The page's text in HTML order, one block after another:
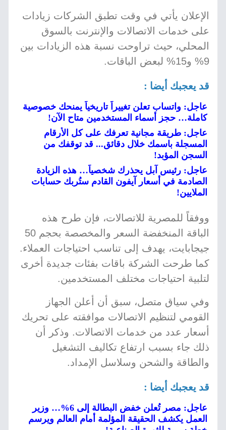
الإعلان يأتي في وقت تطبق الشركات زيادات
على خدمات الاتصالات والإنترنت بالسوق
المحلي، حيث تراوحت نسبة هذه الزيادات بين
9% و15% لبعض الباقات.
قد يعجبك أيضا :
عاجل: واتساب تعلن تغييراً تاريخياً يمنحك خصوصية
كاملة… حجز أسماء المستخدمين متاح الآن!
عاجل: طريقة مجانية تعرفك على كل الأرقام
المسجلة باسمك خلال دقائق... قد توقفك من
السجن المؤبد!
عاجل: رئيس آبل يحذرك شخصياً… هذه الزيادة
الصادمة في أسعار آيفون القادم ستُربك حسابات
الملايين!
ووفقاً للمصرية للاتصالات، فإن طرح هذه
الباقة المنخفضة السعر والمخصصة بحجم 50
جيجابايت، يهدف إلى تناسب احتياجات العملاء.
كما طرحت الشركة باقات بفئات جديدة أخرى
لتلبية احتياجات مختلف المستخدمين.
وفي سياق متصل، سبق أن أعلن الجهاز
القومي لتنظيم الاتصالات موافقته على تحريك
أسعار عدد من خدمات الاتصالات. وذكر أن
ذلك جاء بسبب ارتفاع تكاليف التشغيل
والطاقة والشحن وسلاسل الإمداد.
قد يعجبك أيضا :
عاجل: مصر تُعلن خفض البطالة إلى 6%… وزير
العمل يكشف الحقيقة المؤلمة أمام العالم ويرسم